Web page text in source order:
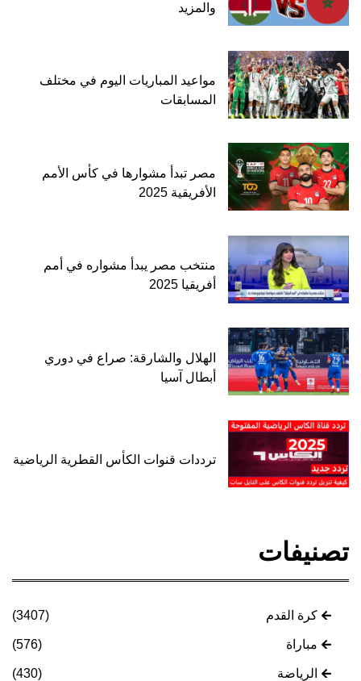
والمزيد
مواعيد المباريات اليوم في مختلف
المسابقات
مصر تبدأ مشوارها في كأس الأمم
الأفريقية 2025
منتخب مصر يبدأ مشواره في أمم
أفريقيا 2025
الهلال والشارقة: صراع في دوري
أبطال آسيا
ترددات قنوات الكأس القطرية الرياضية
تصنيفات
كرة القدم (3407)
مباراة (576)
الرياضة (430)